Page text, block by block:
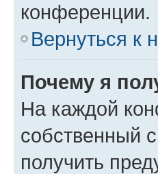
конференции.
Вернуться к
Почему я
На каждой
собственный
получить